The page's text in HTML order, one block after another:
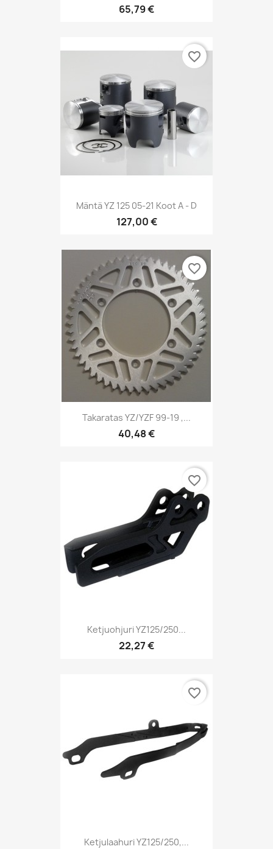
65,79 €
Mäntä YZ 125 05-21 Koot A - D
127,00 €
favorite_border
Takaratas YZ/YZF 99-19 ,...
40,48 €
favorite_border
Ketjuohjuri YZ125/250...
22,27 €
favorite_border
Ketjulaahuri YZ125/250,...
favorite_border